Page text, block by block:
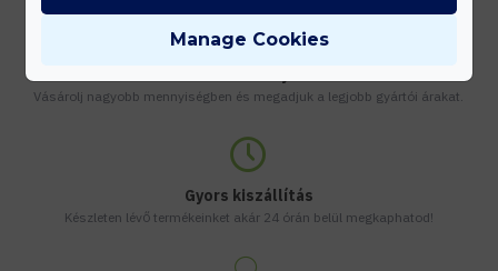
Vásárolj nagyobb mennyiségben és megadjuk a legjobb gyártói árakat.
Gyors kiszállítás
Készleten lévő termékeinket akár 24 órán belül megkaphatod!
Manage Cookies